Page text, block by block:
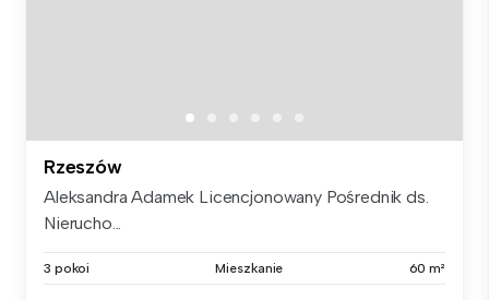
Rzeszów
Aleksandra Adamek Licencjonowany Pośrednik ds.
Nierucho...
3 pokoi Mieszkanie 60 m²